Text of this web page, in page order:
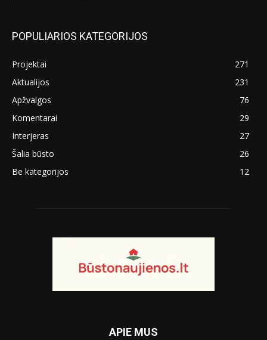
POPULIARIOS KATEGORIJOS
Projektai
271
Aktualijos
231
Apžvalgos
76
Komentarai
29
Interjeras
27
Šalia būsto
26
Be kategorijos
12
APIE MUS